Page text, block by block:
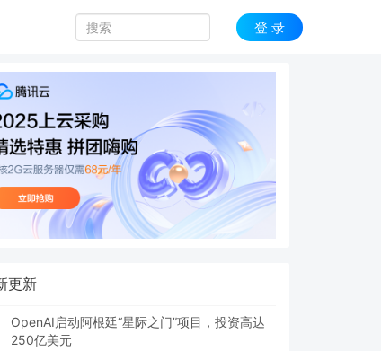
登 录
更新
OpenAI启动阿根廷“星际之门”项目，投资高达
250亿美元